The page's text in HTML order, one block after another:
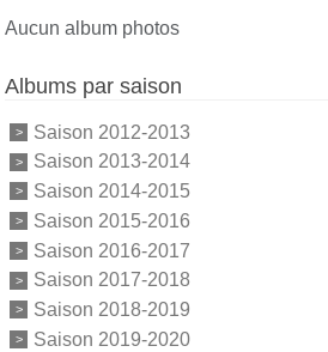
Aucun album photos
Albums par saison
Saison 2012-2013
Saison 2013-2014
Saison 2014-2015
Saison 2015-2016
Saison 2016-2017
Saison 2017-2018
Saison 2018-2019
Saison 2019-2020